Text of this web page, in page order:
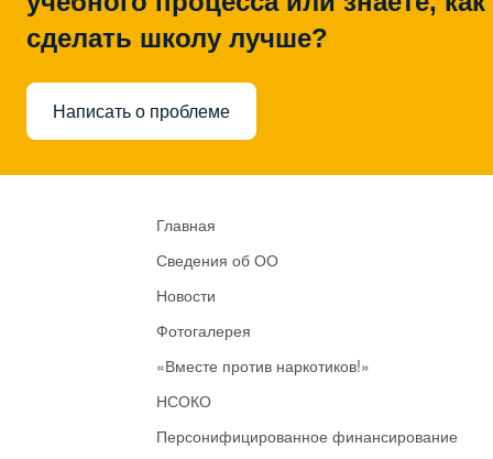
сделать школу лучше?
Написать о проблеме
Главная
Сведения об ОО
Новости
Фотогалерея
«Вместе против наркотиков!»
НСОКО
Персонифицированное финансирование